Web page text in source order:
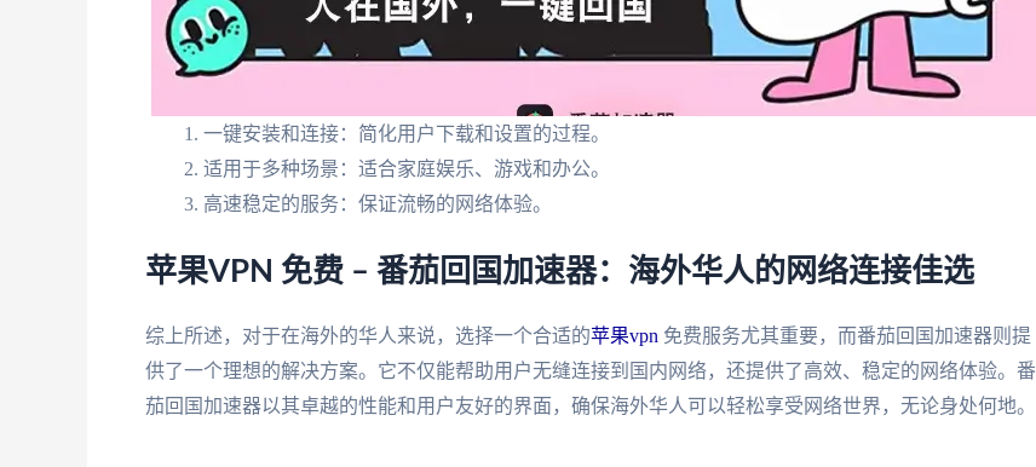
一键安装和连接：简化用户下载和设置的过程。
适用于多种场景：适合家庭娱乐、游戏和办公。
高速稳定的服务：保证流畅的网络体验。
苹果VPN 免费 – 番茄回国加速器：海外华人的网络连接佳选
综上所述，对于在海外的华人来说，选择一个合适的苹果vpn 免费服务尤其重要，而番茄回国加速器则提
供了一个理想的解决方案。它不仅能帮助用户无缝连接到国内网络，还提供了高效、稳定的网络体验。番
茄回国加速器以其卓越的性能和用户友好的界面，确保海外华人可以轻松享受网络世界，无论身处何地。